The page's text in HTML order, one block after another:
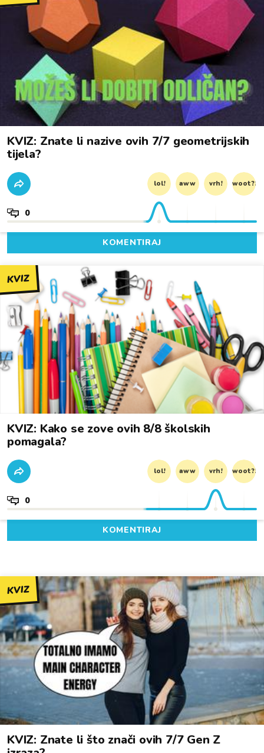
KVIZ: Znate li nazive ovih 7/7 geometrijskih
tijela?
lol! aww vrh! woot?!
0
KOMENTIRAJ
KVIZ
KVIZ: Kako se zove ovih 8/8 školskih
pomagala?
lol! aww vrh! woot?!
0
KOMENTIRAJ
KVIZ
KVIZ: Znate li što znači ovih 7/7 Gen Z